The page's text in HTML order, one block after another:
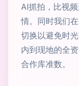
AI抓拍，比视
情。同时我们
切换以避免时
内到现地的全
合作库准数。